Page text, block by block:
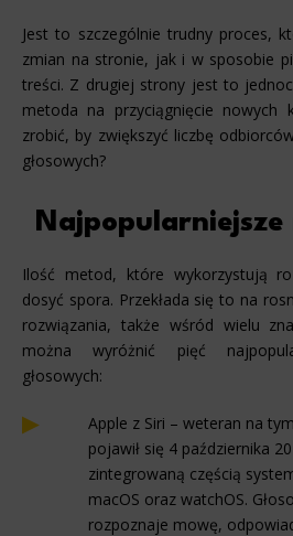
Jest to szczególnie trudny proces,
zmian na stronie, jak i w sposobie
treści. Z drugiej strony jest to
metoda na przyciągnięcie nowych
zrobić, by zwiększyć liczbę
głosowych?
Ilość metod, które wykorzystują
dosyć spora. Przekłada się to na
rozwiązania, także wśród wielu
można wyróżnić pięć
głosowych:
Apple z Siri – weteran na
pojawił się 4 października
zintegrowaną częścią
macOS oraz watchOS.
rozpoznaje mowę,